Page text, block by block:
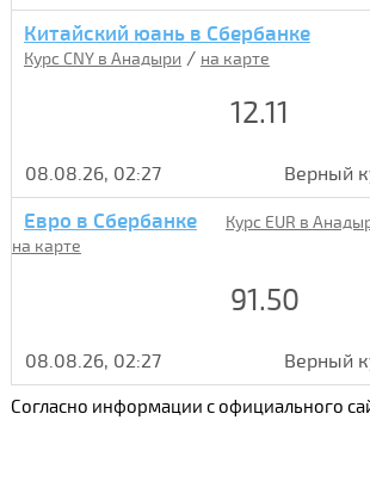
Китайский юань в Сбербанке
Курс CNY в Анадыри / на карте
12.11
08.08.26, 02:27 Верный
Евро в Сбербанке Курс EUR в
на карте
91.50
08.08.26, 02:27 Верный
Согласно информации с официального